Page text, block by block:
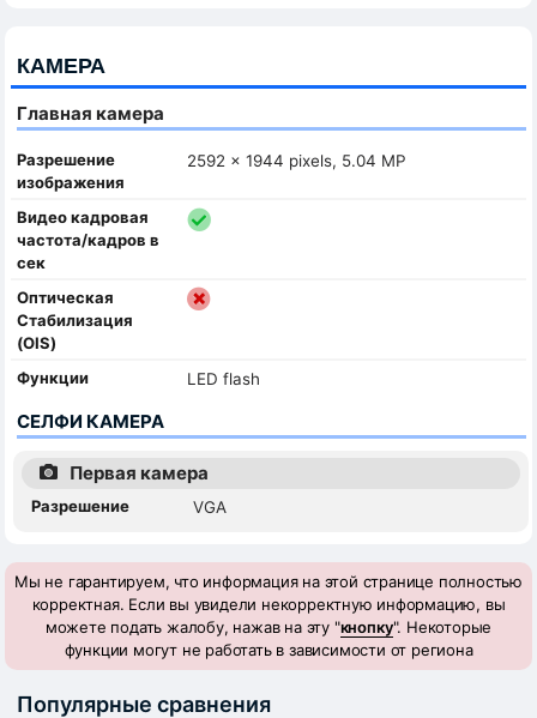
КАМЕРА
Главная камера
Разрешение
изображения
2592 x 1944 pixels, 5.04 MP
Видео кадровая
частота/кадров в
сек
Оптическая
Стабилизация
(OIS)
Функции
LED flash
СЕЛФИ КАМЕРА
Первая камера
Разрешение VGA
Мы не гарантируем, что информация на этой странице полностью
корректная. Если вы увидели некорректную информацию, вы
можете подать жалобу, нажав на эту "кнопку". Некоторые
функции могут не работать в зависимости от региона
Популярные сравнения